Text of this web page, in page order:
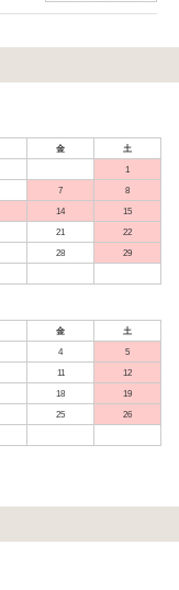
金
土
1
7
8
14
15
21
22
28
29
金
土
4
5
11
12
18
19
25
26